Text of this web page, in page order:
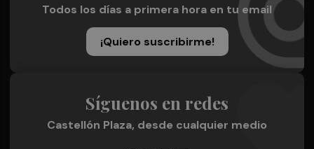
Todos los días a primera hora en tu email
¡Quiero suscribirme!
Síguenos en redes
Castellón Plaza, desde cualquier medio